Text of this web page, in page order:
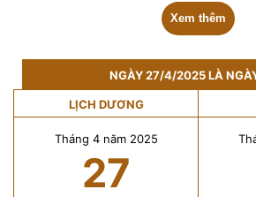
Xem thêm
NGÀY 27/4/2025 LÀ
LỊCH DƯƠNG
Tháng 4 năm 2025
27